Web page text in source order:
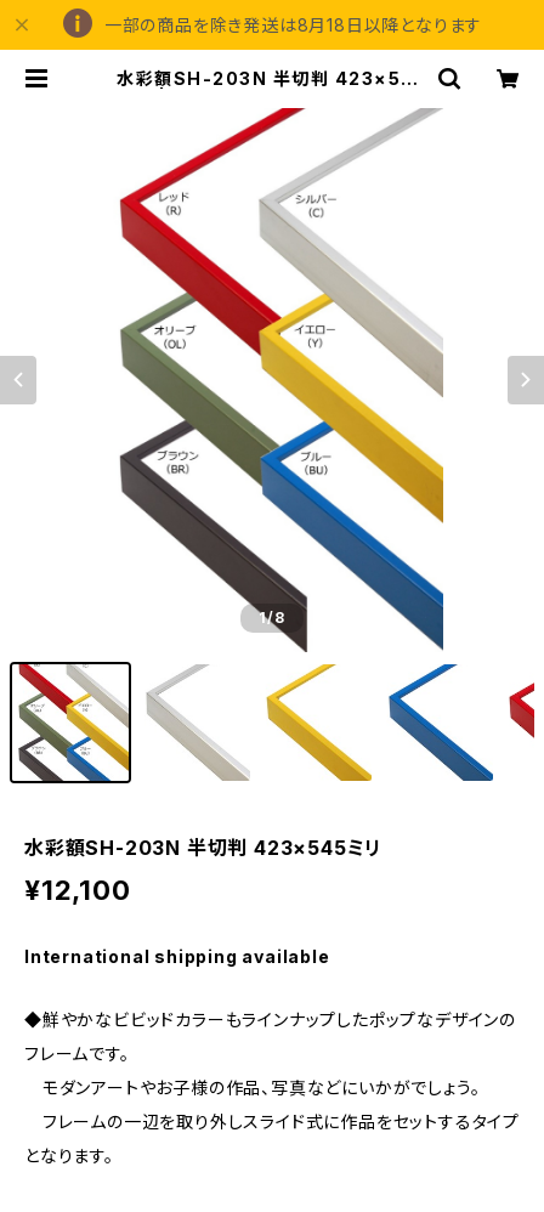
一部の商品を除き発送は8月18日以降となります
水彩額SH-203N 半切判 423×545
グアイガ
1/8
水彩額SH-203N 半切判 423×545ミリ
¥12,100
International shipping available
◆鮮やかなビビッドカラーもラインナップしたポップなデザインの
フレームです。
モダンアートやお子様の作品、写真などにいかがでしょう。
フレームの一辺を取り外しスライド式に作品をセットするタイプ
となります。